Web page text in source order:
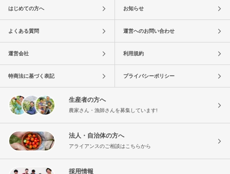
はじめての方へ お知らせ
よくある質問 運営へのお問い合わせ
運営会社 利用規約
特商法に基づく表記 プライバシーポリシー
生産者の方へ
農家さん・漁師さんを募集しています!
法人・自治体の方へ
アライアンスのご相談はこちらから
採用情報